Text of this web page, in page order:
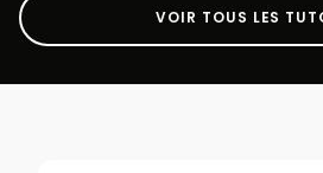
VOIR TOUS LES